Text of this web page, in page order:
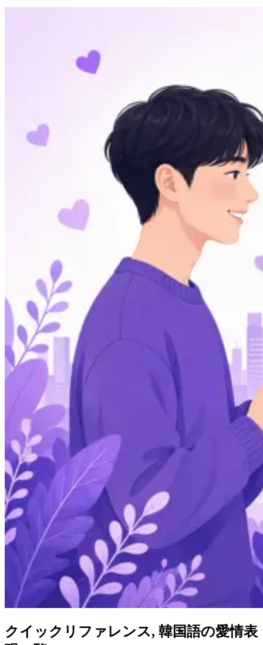
クイックリファレンス, 韓国語の愛情表